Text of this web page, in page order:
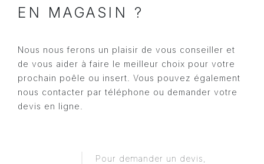
EN MAGASIN ?
Nous nous ferons un plaisir de vous conseiller et
de vous aider à faire le meilleur choix pour votre
prochain poêle ou insert. Vous pouvez également
nous contacter par téléphone ou demander votre
devis en ligne.
Pour demander un devis,